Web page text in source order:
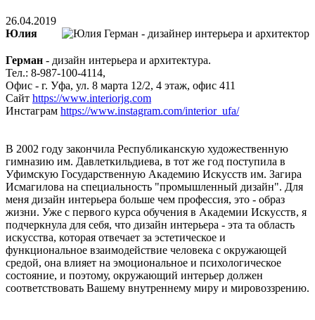
26.04.2019
Юлия
Герман - дизайн интерьера и архитектура.
Тел.: 8-987-100-4114,
Офис - г. Уфа, ул. 8 марта 12/2, 4 этаж, офис 411
Сайт https://www.interiorjg.com
Инстаграм https://www.instagram.com/interior_ufa/
В 2002 году закончила Республиканскую художественную
гимназию им. Давлеткильдиева, в тот же год поступила в
Уфимскую Государственную Академию Искусств им. Загира
Исмагилова на специальность "промышленный дизайн". Для
меня дизайн интерьера больше чем профессия, это - образ
жизни. Уже с первого курса обучения в Академии Искусств, я
подчеркнула для себя, что дизайн интерьера - эта та область
искусства, которая отвечает за эстетическое и
функциональное взаимодействие человека с окружающей
средой, она влияет на эмоциональное и психологическое
состояние, и поэтому, окружающий интерьер должен
соответствовать Вашему внутреннему миру и мировоззрению.